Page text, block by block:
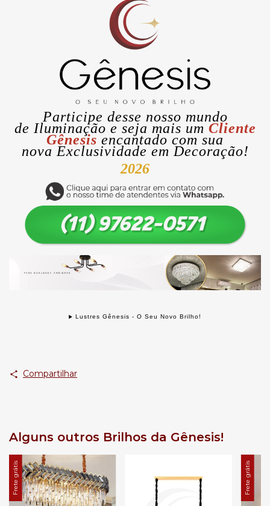
Participe desse nosso mundo
de Iluminação e seja mais um Cliente
Gênesis encantado com sua
nova Exclusividade em Decoração!
2026
Lustres Gênesis - O Seu Novo Brilho!
Compartilhar
Alguns outros Brilhos da Gênesis!
Frete grátis Frete grátis